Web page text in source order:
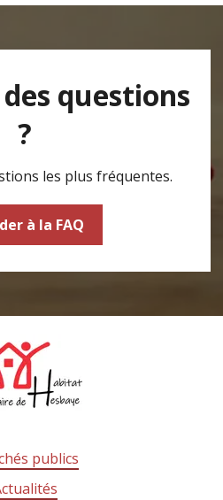
questions
?
les plus fréquentes.
à la FAQ
publics